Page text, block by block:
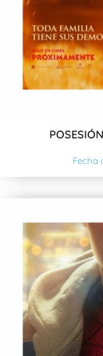
Fecha